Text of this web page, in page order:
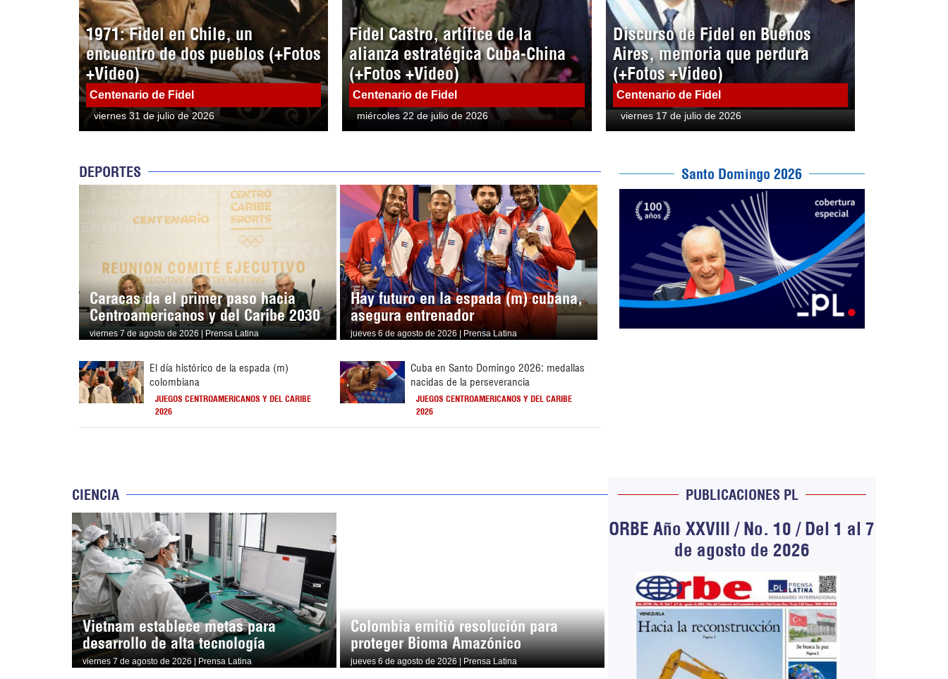
1971: Fidel en Chile, un
encuentro de dos pueblos (+Fotos
+Video)
Centenario de Fidel
viernes 31 de julio de 2026
Fidel Castro, artífice de la
alianza estratégica Cuba-China
(+Fotos +Video)
Centenario de Fidel
miércoles 22 de julio de 2026
Discurso de Fidel en Buenos
Aires, memoria que perdura
(+Fotos +Video)
Centenario de Fidel
viernes 17 de julio de 2026
DEPORTES
Caracas da el primer paso hacia
Centroamericanos y del Caribe 2030
viernes 7 de agosto de 2026 | Prensa Latina
Hay futuro en la espada (m) cubana,
asegura entrenador
jueves 6 de agosto de 2026 | Prensa Latina
El día histórico de la espada (m)
colombiana
JUEGOS CENTROAMERICANOS Y DEL CARIBE
2026
Cuba en Santo Domingo 2026: medallas
nacidas de la perseverancia
JUEGOS CENTROAMERICANOS Y DEL CARIBE
2026
Santo Domingo 2026
CIENCIA
Vietnam establece metas para
desarrollo de alta tecnología
viernes 7 de agosto de 2026 | Prensa Latina
Colombia emitió resolución para
proteger Bioma Amazónico
jueves 6 de agosto de 2026 | Prensa Latina
PUBLICACIONES PL
ORBE Año XXVIII / No. 10 / Del 1 al 7
de agosto de 2026